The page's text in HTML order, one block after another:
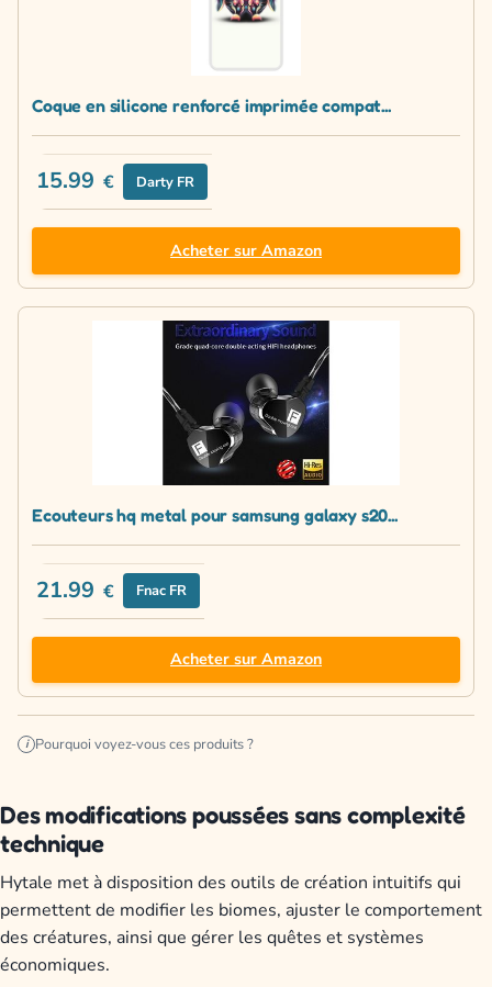
Coque en silicone renforcé imprimée compat...
15.99 € Darty FR
Acheter sur Amazon
Ecouteurs hq metal pour samsung galaxy s20...
21.99 € Fnac FR
Acheter sur Amazon
i Pourquoi voyez-vous ces produits ?
Des modifications poussées sans complexité
technique
Hytale met à disposition des outils de création intuitifs qui
permettent de modifier les biomes, ajuster le comportement
des créatures, ainsi que gérer les quêtes et systèmes
économiques.